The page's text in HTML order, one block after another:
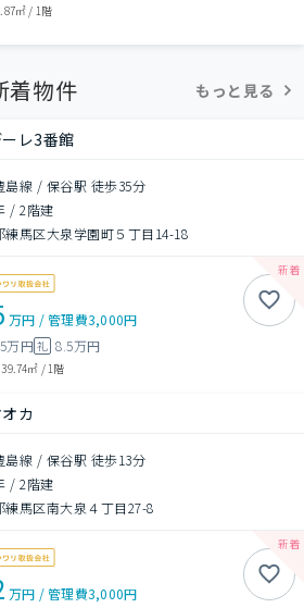
㎡ / 1階
着物件 もっと見る
レ3番館
島線 / 保谷駅 徒歩35分
/2階建
練馬区大泉学園町５丁目14-18
万円 /管理費3,000円
万円礼 8.5万円
39.74㎡ /1階
カ
島線 / 保谷駅 徒歩13分
/2階建
練馬区南大泉４丁目27-8
万円 /管理費3,000円